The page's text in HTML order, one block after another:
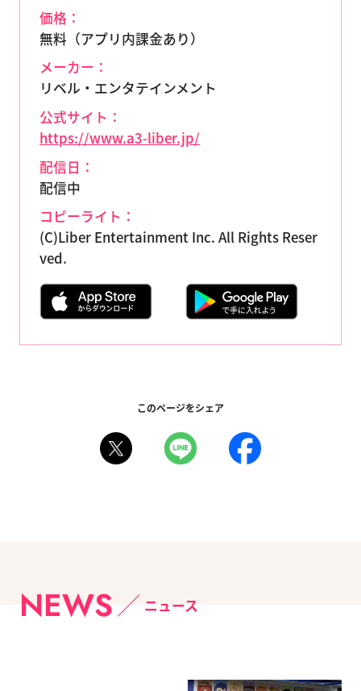
価格：
無料（アプリ内課金あり）
メーカー：
リベル・エンタテインメント
公式サイト：
https://www.a3-liber.jp/
配信日：
配信中
コピーライト：
(C)Liber Entertainment Inc. All Rights Reser
ved.
このページをシェア
NEWS ニュース